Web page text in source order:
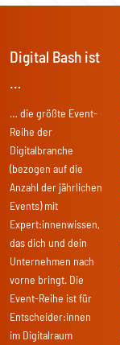
Digital Bash ist
…
… die größte Event-
Reihe der
Digitalbranche
(bezogen auf die
Anzahl der jährlichen
Events) mit
Expert:innenwissen,
das dich und dein
Unternehmen nach
vorne bringt. Die
Event-Reihe ist für
Entscheider:innen
im Digitalraum